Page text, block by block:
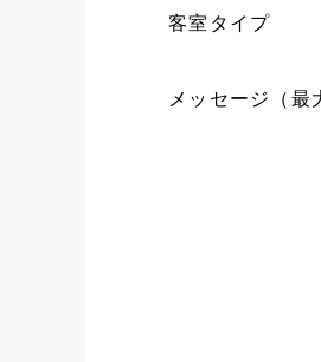
客室タイプ
メッセージ（最